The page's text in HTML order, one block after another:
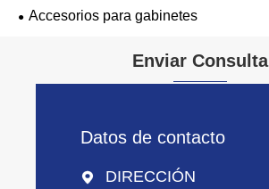
Accesorios para gabinetes
Enviar Consulta
Datos de contacto
 DIRECCIÓN